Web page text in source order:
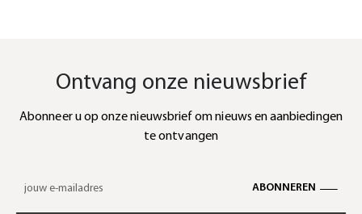
Ontvang onze nieuwsbrief
Abonneer u op onze nieuwsbrief om nieuws en aanbiedingen
te ontvangen
ABONNEREN